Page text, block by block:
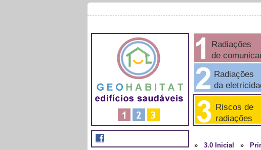
Radiações
de
Radiações
da
Riscos de
radiações
» 3.0 Inicial »